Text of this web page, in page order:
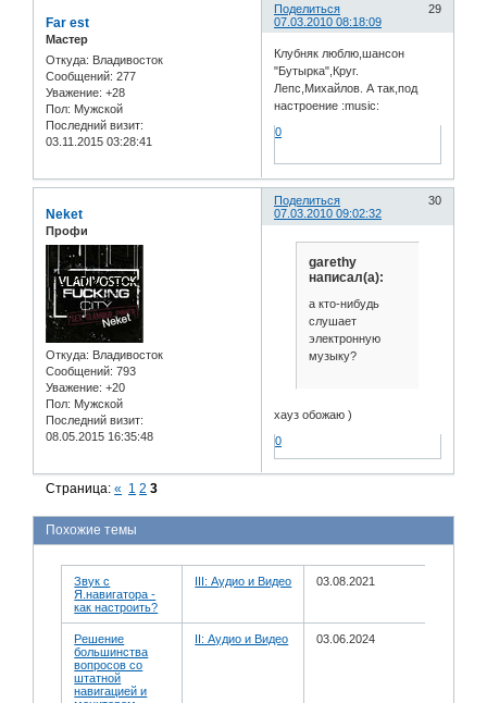
Поделиться
29
07.03.2010 08:18:09
Far est
Мастер
Откуда: Владивосток
Сообщений: 277
Уважение: +28
Пол: Мужской
Последний визит:
03.11.2015 03:28:41
Клубняк люблю,шансон
"Бутырка",Круг.
Лепс,Михайлов. А так,под
настроение :music:
0
Поделиться
30
07.03.2010 09:02:32
Neket
Профи
Откуда: Владивосток
Сообщений: 793
Уважение: +20
Пол: Мужской
Последний визит:
08.05.2015 16:35:48
garethy
написал(а):
а кто-нибудь
слушает
электронную
музыку?
хауз обожаю )
0
Страница:« 1 2 3
Похожие темы
Звук с
Я.навигатора -
как настроить?
III: Аудио и Bидео 03.08.2021
Решение
большинства
вопросов со
штатной
навигацией и
II: Аудио и Bидео 03.06.2024